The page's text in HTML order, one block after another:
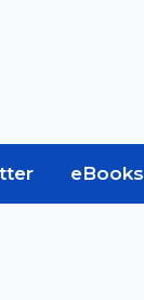
eBooks